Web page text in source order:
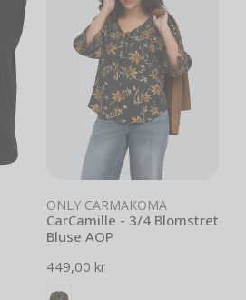
Blomstret
Bluse
Vælg muligheder
ONLY CARMAKOMA
CarCamille - 3/4 Blomstret
Bluse AOP
Normal
pris
449,00 kr